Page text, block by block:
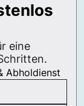
eine
Abholdienst